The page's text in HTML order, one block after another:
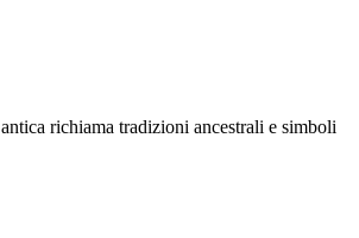
richiama tradizioni ancestrali e simboli